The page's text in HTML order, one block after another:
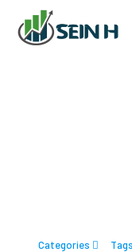
Categories Tags